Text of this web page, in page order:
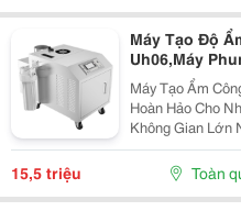
Máy Tạo Độ
Uh06,Máy
Bù Ẩm, Thiết
Máy Tạo Độ
Máy Tạo Ẩm
Hoàn Hảo Cho
Không Gian Lớn
Chăn Nuôi Và
Công Nghệ
15,5 triệu Toàn